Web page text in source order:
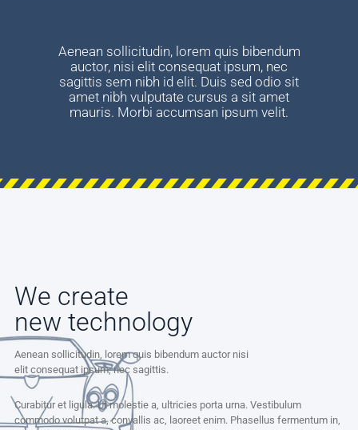
Aenean sollicitudin, lorem quis bibendum
auctor, nisi elit consequat ipsum, nec
sagittis sem nibh id elit. Duis sed odio sit
amet nibh vulputate cursus a sit amet
mauris. Morbi accumsan ipsum velit.
We create
new technology
Aenean sollicitudin, lorem quis bibendum auctor nisi
elit consequat ipsum, nec sagittis.
Curabitur et ligula. Ut molestie a, ultricies porta urna. Vestibulum
commodo volutpat a, convallis ac, laoreet enim. Phasellus fermentum in,